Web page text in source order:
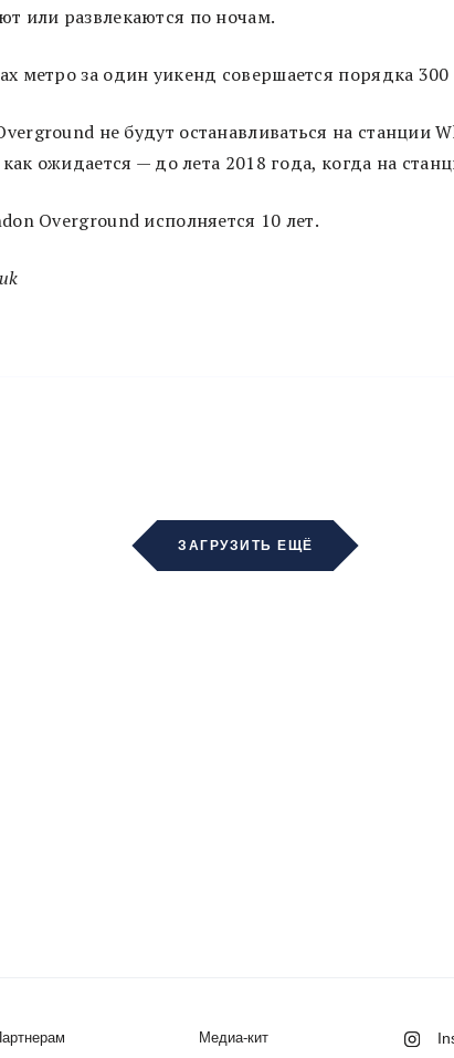
или развлекаются по ночам.
метро за один уикенд совершается порядка 300
не будут останавливаться на станции
ожидается — до лета 2018 года, когда на
Overground исполняется 10 лет.
ЗАГРУЗИТЬ ЕЩЁ
Медиа-кит